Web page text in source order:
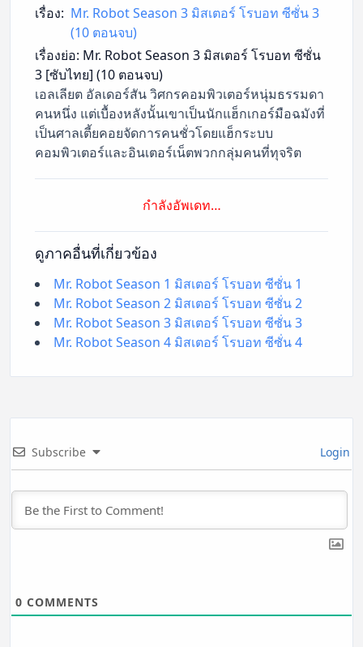
เรื่อง: Mr. Robot Season 3 มิสเตอร์ โรบอท ซีซั่น 3
(10 ตอนจบ)
เรื่องย่อ: Mr. Robot Season 3 มิสเตอร์ โรบอท ซีซั่น
3 [ซับไทย] (10 ตอนจบ)
เอลเลียต อัลเดอร์สัน วิศกรคอมพิวเตอร์หนุ่มธรรมดา
คนหนึ่ง แต่เบื้องหลังนั้นเขาเป็นนักแฮ็กเกอร์มือฉมังที่
เป็นศาลเตี้ยคอยจัดการคนชั่วโดยแฮ็กระบบ
คอมพิวเตอร์และอินเตอร์เน็ตพวกกลุ่มคนที่ทุจริต
กำลังอัพเดท…
ดูภาคอื่นที่เกี่ยวข้อง
Mr. Robot Season 1 มิสเตอร์ โรบอท ซีซั่น 1
Mr. Robot Season 2 มิสเตอร์ โรบอท ซีซั่น 2
Mr. Robot Season 3 มิสเตอร์ โรบอท ซีซั่น 3
Mr. Robot Season 4 มิสเตอร์ โรบอท ซีซั่น 4
Subscribe Login
0 COMMENTS